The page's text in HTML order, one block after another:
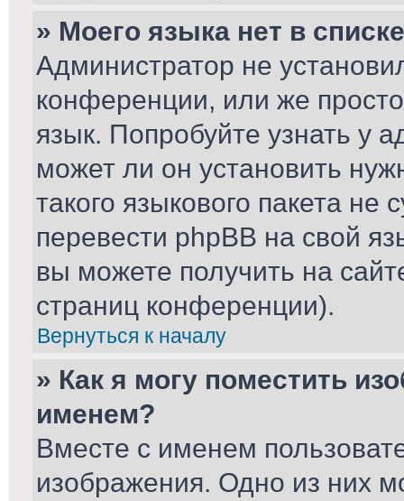
» Моего языка нет в
Администратор не
конференции, или же
язык. Попробуйте узнать у
может ли он установить
такого языкового пакета
перевести phpBB на свой
вы можете получить на
страниц конференции).
Вернуться к началу
» Как я могу поместить
именем?
Вместе с именем
изображения. Одно из них